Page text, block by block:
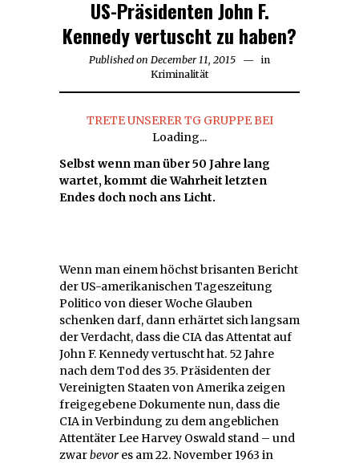
US-Präsidenten John F.
Kennedy vertuscht zu haben?
Published on December 11, 2015 December
in
Kriminalität
TRETE UNSERER TG GRUPPE BEI
Loading...
Selbst wenn man über 50 Jahre lang
wartet, kommt die Wahrheit letzten
Endes doch noch ans Licht.
Wenn man einem höchst brisanten Bericht
der US-amerikanischen Tageszeitung
Politico von dieser Woche Glauben
schenken darf, dann erhärtet sich langsam
der Verdacht, dass die CIA das Attentat auf
John F. Kennedy vertuscht hat. 52 Jahre
nach dem Tod des 35. Präsidenten der
Vereinigten Staaten von Amerika zeigen
freigegebene Dokumente nun, dass die
CIA in Verbindung zu dem angeblichen
Attentäter Lee Harvey Oswald stand – und
zwarbevor es am 22. November 1963 in